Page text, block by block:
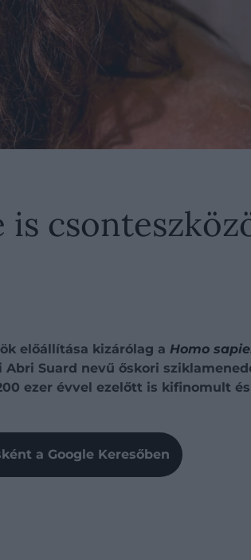
előállítása kizárólag a Homo
Suard nevű őskori
ezer évvel ezelőtt is kifinomult
a Google Keresőben